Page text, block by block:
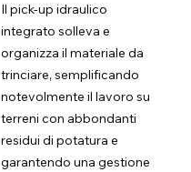
Il pick-up idraulico
integrato solleva e
organizza il materiale da
trinciare, semplificando
notevolmente il lavoro su
terreni con abbondanti
residui di potatura e
garantendo una gestione